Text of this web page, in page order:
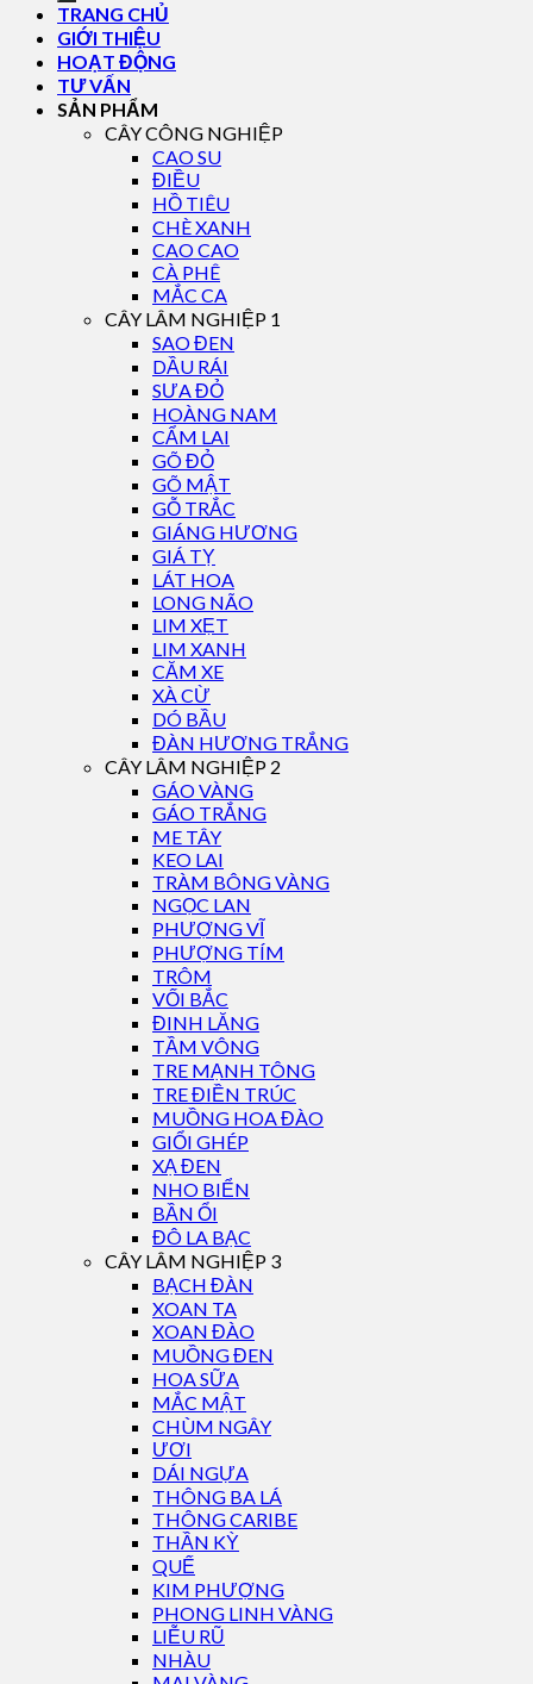
TRANG CHỦ
GIỚI THIỆU
HOẠT ĐỘNG
TƯ VẤN
SẢN PHẨM
CÂY CÔNG NGHIỆP
CAO SU
ĐIỀU
HỒ TIÊU
CHÈ XANH
CAO CAO
CÀ PHÊ
MẮC CA
CÂY LÂM NGHIỆP 1
SAO ĐEN
DẦU RÁI
SƯA ĐỎ
HOÀNG NAM
CẨM LAI
GÕ ĐỎ
GÕ MẬT
GỖ TRẮC
GIÁNG HƯƠNG
GIÁ TỴ
LÁT HOA
LONG NÃO
LIM XẸT
LIM XANH
CĂM XE
XÀ CỪ
DÓ BẦU
ĐÀN HƯƠNG TRẮNG
CÂY LÂM NGHIỆP 2
GÁO VÀNG
GÁO TRẮNG
ME TÂY
KEO LAI
TRÀM BÔNG VÀNG
NGỌC LAN
PHƯỢNG VĨ
PHƯỢNG TÍM
TRÔM
VỐI BẮC
ĐINH LĂNG
TẦM VÔNG
TRE MẠNH TÔNG
TRE ĐIỀN TRÚC
MUỒNG HOA ĐÀO
GIỔI GHÉP
XẠ ĐEN
NHO BIỂN
BẦN ỔI
ĐÔ LA BẠC
CÂY LÂM NGHIỆP 3
BẠCH ĐÀN
XOAN TA
XOAN ĐÀO
MUỒNG ĐEN
HOA SỮA
MẮC MẬT
CHÙM NGÂY
ƯƠI
DÁI NGỰA
THÔNG BA LÁ
THÔNG CARIBE
THẦN KỲ
QUẾ
KIM PHƯỢNG
PHONG LINH VÀNG
LIỄU RŨ
NHÀU